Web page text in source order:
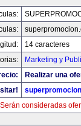
14 caracteres
Marketing y
Realizar una
Serán consideradas